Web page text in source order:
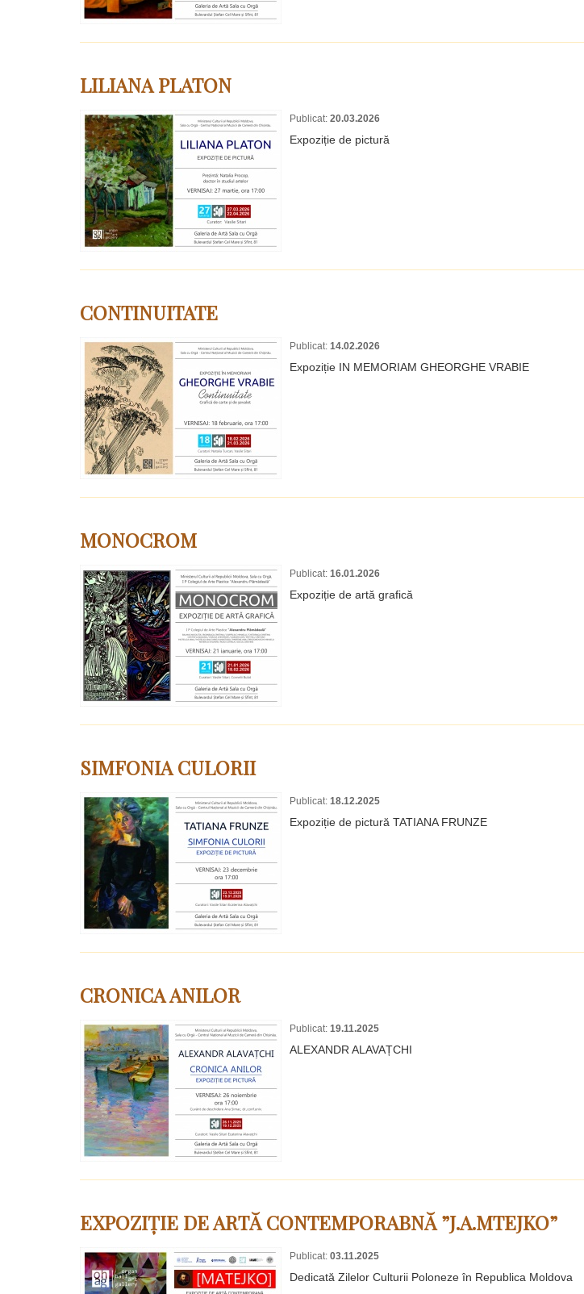
LILIANA PLATON
Publicat: 20.03.2026
Expoziție de pictură
CONTINUITATE
Publicat: 14.02.2026
Expoziție IN MEMORIAM GHEORGHE VRABIE
MONOCROM
Publicat: 16.01.2026
Expoziție de artă grafică
SIMFONIA CULORII
Publicat: 18.12.2025
Expoziție de pictură TATIANA FRUNZE
CRONICA ANILOR
Publicat: 19.11.2025
ALEXANDR ALAVAȚCHI
EXPOZIȚIE DE ARTĂ CONTEMPORABNĂ ”J.A.MTEJKO”
Publicat: 03.11.2025
Dedicată Zilelor Culturii Poloneze în Republica Moldova